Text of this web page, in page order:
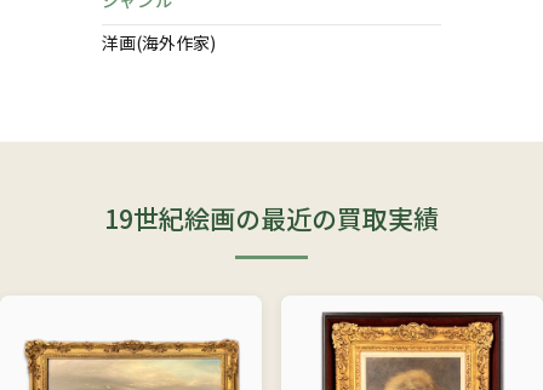
洋画(海外作家)
19世紀絵画の最近の買取実績